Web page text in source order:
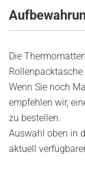
Die
Rollenpacktasche
Wenn Sie noch
empfehlen wir,
zu bestellen.
Auswahl oben in
aktuell